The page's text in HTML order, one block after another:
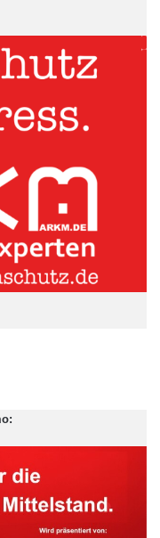
ist direkt
Während wir
in der
konnten, gibt es
Die